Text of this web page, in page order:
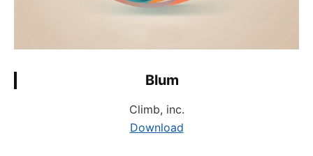
Blum
Climb, inc.
Download